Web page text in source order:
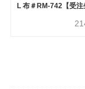
L 布＃RM-742【受注